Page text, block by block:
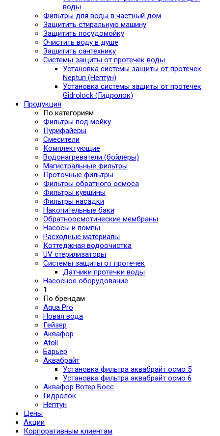
воды
Фильтры для воды в частный дом
Защитить стиральную машину
Защитить посудомойку
Очистить воду в душе
Защитить сантехнику
Системы защиты от протечек воды
Установка системы защиты от протечек
Neptun (Нептун)
Установка системы защиты от протечек
Gidrolock (Гидролок)
Продукция
По категориям
Фильтры под мойку
Пурифайеры
Смесители
Комплектующие
Водонагреватели (бойлеры)
Магистральные фильтры
Проточные фильтры
Фильтры обратного осмоса
Фильтры кувшины
Фильтры насадки
Накопительные баки
Обратноосмотические мембраны
Насосы и помпы
Расходные материалы
Коттеджная водоочистка
UV стерилизаторы
Системы защиты от протечек
Датчики протечки воды
Насосное оборудование
1
По брендам
Aqua Pro
Новая вода
Гейзер
Аквафор
Atoll
Барьер
Аквабрайт
Установка фильтра аквабрайт осмо 5
Установка фильтра аквабрайт осмо 6
Аквафор Вотер Босс
Гидролок
Нептун
Цены
Акции
Корпоративным клиентам